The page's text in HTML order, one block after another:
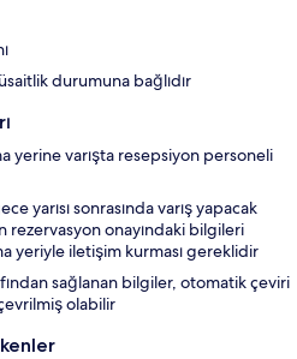
durumuna bağlıdır
yerine varışta resepsiyon personeli
yarısı sonrasında varış yapacak
rezervasyon onayındaki bilgileri
yeriyle iletişim kurması gereklidir
sağlanan bilgiler, otomatik çeviri
olabilir